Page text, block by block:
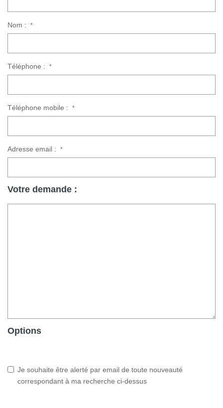
Nom : *
Téléphone : *
Téléphone mobile : *
Adresse email : *
Votre demande :
Options
Je souhaite être alerté par email de toute nouveauté
correspondant à ma recherche ci-dessus